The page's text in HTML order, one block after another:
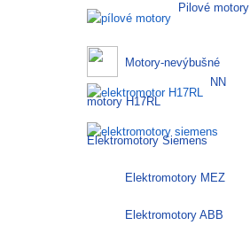
Pilové motory
Motory-nevýbušné
NN
motory H17RL
Elektromotory Siemens
Elektromotory MEZ
Elektromotory ABB